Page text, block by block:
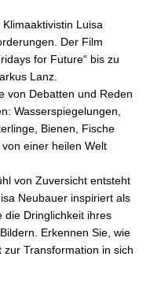
Der Film
for Future“ bis zu
Lanz.
Debatten und Reden
Wasserspiegelungen,
Bienen, Fische
einer heilen Welt
von Zuversicht entsteht
Neubauer inspiriert als
die Dringlichkeit ihres
Erkennen Sie, wie
Transformation in sich